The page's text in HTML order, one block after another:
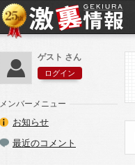
ゲスト さん
ログイン
メンバーメニュー
お知らせ
最近のコメント